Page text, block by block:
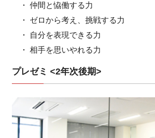
・ 仲間と恊働する力
・ ゼロから考え、挑戦する力
・ 自分を表現できる力
・ 相手を思いやれる力
プレゼミ <2年次後期>